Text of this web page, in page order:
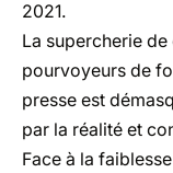
2021.
La supercherie
pourvoyeurs de
presse est
par la réalité et
Face à la